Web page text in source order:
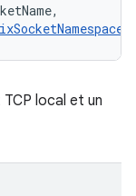
local et un